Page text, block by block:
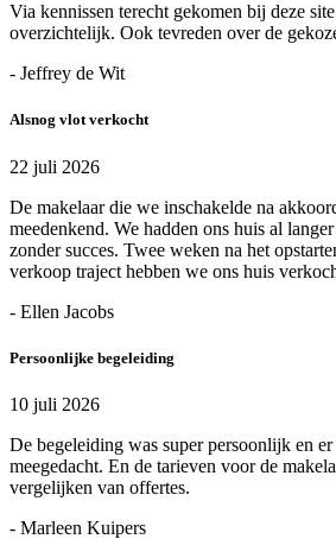
Via kennissen terecht gekomen bij deze
overzichtelijk. Ook tevreden over de
- Jeffrey de Wit
Alsnog vlot verkocht
22 juli 2026
De makelaar die we inschakelde na
meedenkend. We hadden ons huis al
zonder succes. Twee weken na het
verkoop traject hebben we ons huis
- Ellen Jacobs
Persoonlijke begeleiding
10 juli 2026
De begeleiding was super persoonlijk en
meegedacht. En de tarieven voor de
vergelijken van offertes.
- Marleen Kuipers